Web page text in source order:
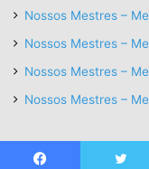
Nossos Mestres –
Nossos Mestres –
Nossos Mestres –
Nossos Mestres –